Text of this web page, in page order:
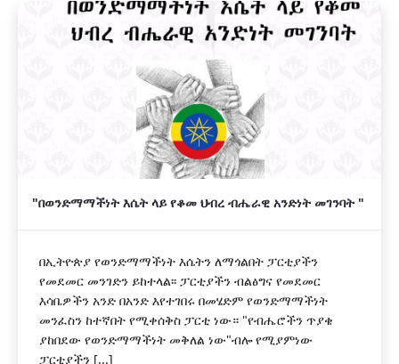
"በወንድማማችነት እሴት ላይ የቆመ ህብረ ብሔራዊ አንድነት መገንባት "
በኢትዮጵያ የወንድማማችነት እሴትን ለማጎልበት ፓርቲያችን
የመደመር መንገድን ይከተላል፡፡ ፓርቲያችን ብልፅግና የመደመር
እሳቤዎችን አንድ በአንድ እየተገበሩ በመሄድም የወንድማማችነት
መንፈስን ከተኛበት የሚቀሰቅስ ፓርቲ ነው። "የብሔሮችን ጥያቄ
ያከበደው የወንድማማችነት መቅለል ነው"ብሎ የሚያምነው
ፓርቲያችን [...]